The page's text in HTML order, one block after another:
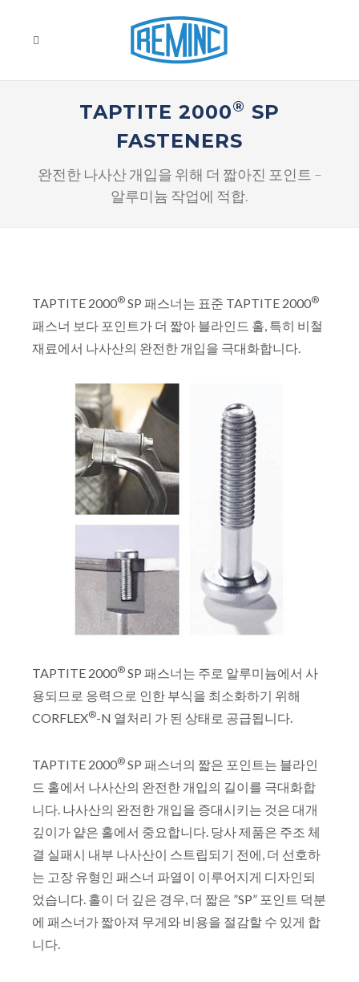
TAPTITE 2000® SP
FASTENERS
완전한 나사산 개입을 위해 더 짧아진 포인트 –
알루미늄 작업에 적합.
TAPTITE 2000® SP 패스너는 표준 TAPTITE 2000®
패스너 보다 포인트가 더 짧아 블라인드 홀, 특히 비철
재료에서 나사산의 완전한 개입을 극대화합니다.
TAPTITE 2000® SP 패스너는 주로 알루미늄에서 사
용되므로 응력으로 인한 부식을 최소화하기 위해
CORFLEX®-N 열처리 가 된 상태로 공급됩니다.
TAPTITE 2000® SP 패스너의 짧은 포인트는 블라인
드 홀에서 나사산의 완전한 개입의 길이를 극대화합
니다. 나사산의 완전한 개입을 증대시키는 것은 대개
깊이가 얕은 홀에서 중요합니다. 당사 제품은 주조 체
결 실패시 내부 나사산이 스트립되기 전에, 더 선호하
는 고장 유형인 패스너 파열이 이루어지게 디자인되
었습니다. 홀이 더 깊은 경우, 더 짧은 ”SP” 포인트 덕분
에 패스너가 짧아져 무게와 비용을 절감할 수 있게 합
니다.